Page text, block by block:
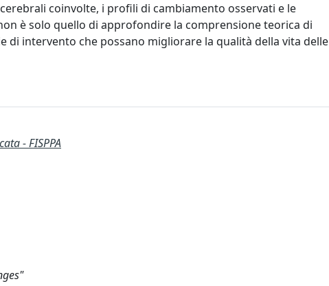
coinvolte, i profili di cambiamento osservati e le
è solo quello di approfondire la comprensione teorica di
intervento che possano migliorare la qualità della vita delle
- FISPPA